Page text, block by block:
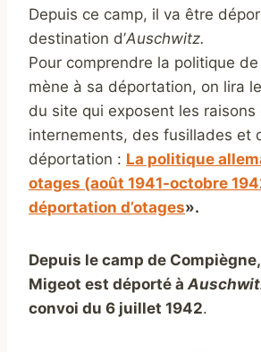
Depuis ce camp, il va être
destination d’Auschwitz.
Pour comprendre la politique de
mène à sa déportation, on lira
du site qui exposent les raisons
internements, des fusillades et
déportation : La politique
otages (août 1941-octobre
déportation d’otages».
Depuis le camp de
Migeot est déporté à
convoi du 6 juillet 1942.